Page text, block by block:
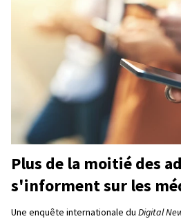
Plus de la moitié des
s'informent sur les
Une enquête internationale du Digital